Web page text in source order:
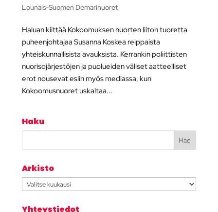
Lounais-Suomen Demarinuoret
Haluan kiittää Kokoomuksen nuorten liiton tuoretta
puheenjohtajaa Susanna Koskea reippaista
yhteiskunnallisista avauksista. Kerrankin poliittisten
nuorisojärjestöjen ja puolueiden väliset aatteelliset
erot nousevat esiin myös mediassa, kun
Kokoomusnuoret uskaltaa...
Haku
Arkisto
Arkisto
Yhteystiedot